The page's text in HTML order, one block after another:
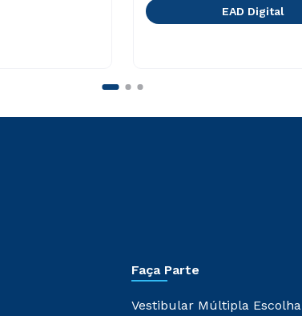
EAD Digital
Faça Parte
Vestibular Múltipla Escolha